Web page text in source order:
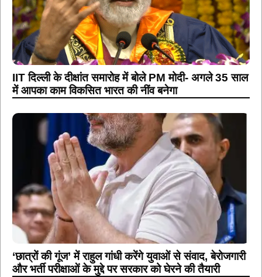
IIT दिल्ली के दीक्षांत समारोह में बोले PM मोदी- अगले 35 साल
में आपका काम विकसित भारत की नींव बनेगा
‘छात्रों की गूंज’ में राहुल गांधी करेंगे युवाओं से संवाद, बेरोजगारी
और भर्ती परीक्षाओं के मुद्दे पर सरकार को घेरने की तैयारी